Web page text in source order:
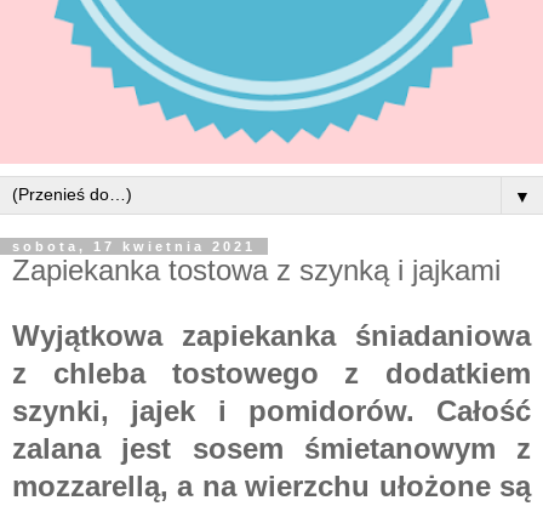
▼
sobota, 17 kwietnia 2021
Zapiekanka tostowa z szynką i jajkami
Wyjątkowa zapiekanka śniadaniowa
z chleba tostowego z dodatkiem
szynki, jajek i pomidorów. Całość
zalana jest sosem śmietanowym z
mozzarellą, a na wierzchu ułożone są